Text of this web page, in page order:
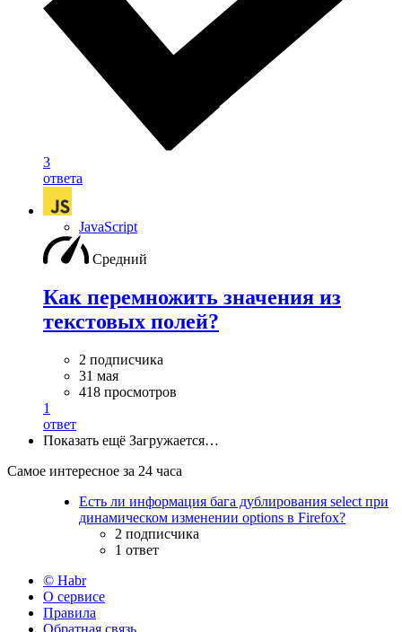
3
ответа
JavaScript
Средний
Как перемножить значения из
текстовых полей?
2 подписчика
31 мая
418 просмотров
1
ответ
Показать ещё Загружается…
Самое интересное за 24 часа
Есть ли информация бага дублирования select при
динамическом изменении options в Firefox?
2 подписчика
1 ответ
© Habr
О сервисе
Правила